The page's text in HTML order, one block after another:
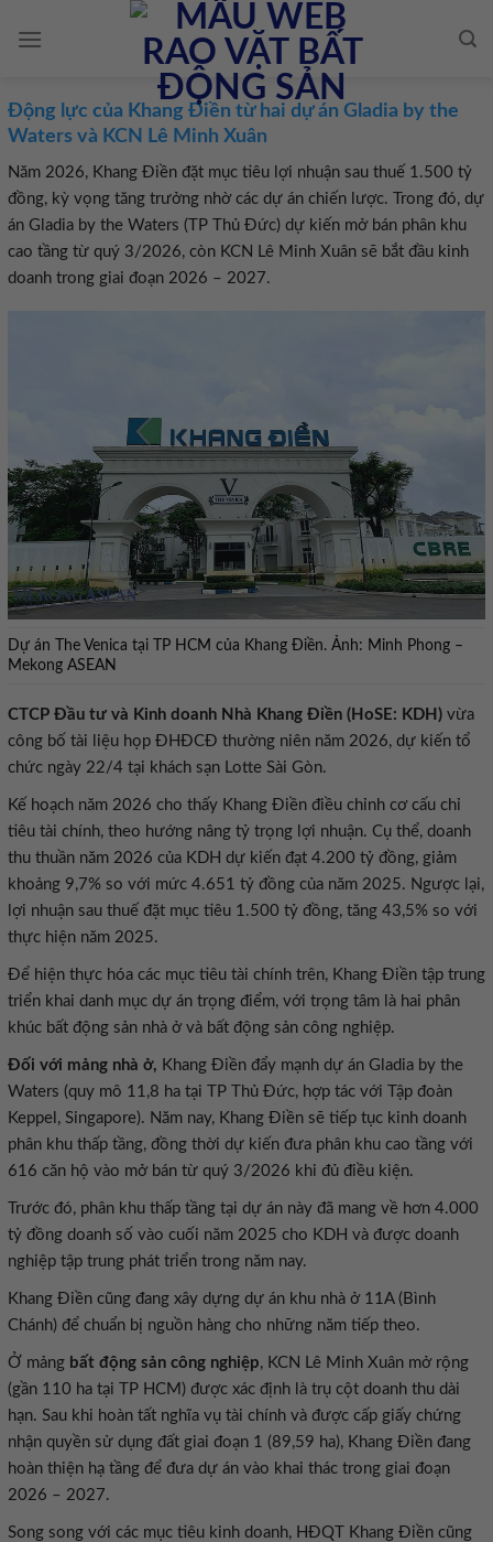
Động lực của Khang Điền từ hai dự án Gladia by the
Waters và KCN Lê Minh Xuân
Năm 2026, Khang Điền đặt mục tiêu lợi nhuận sau thuế 1.500 tỷ
đồng, kỳ vọng tăng trưởng nhờ các dự án chiến lược. Trong đó, dự
án Gladia by the Waters (TP Thủ Đức) dự kiến mở bán phân khu
cao tầng từ quý 3/2026, còn KCN Lê Minh Xuân sẽ bắt đầu kinh
doanh trong giai đoạn 2026 – 2027.
Dự án The Venica tại TP HCM của Khang Điền. Ảnh: Minh Phong –
Mekong ASEAN
CTCP Đầu tư và Kinh doanh Nhà Khang Điền (HoSE: KDH) vừa
công bố tài liệu họp ĐHĐCĐ thường niên năm 2026, dự kiến tổ
chức ngày 22/4 tại khách sạn Lotte Sài Gòn.
Kế hoạch năm 2026 cho thấy Khang Điền điều chỉnh cơ cấu chỉ
tiêu tài chính, theo hướng nâng tỷ trọng lợi nhuận. Cụ thể, doanh
thu thuần năm 2026 của KDH dự kiến đạt 4.200 tỷ đồng, giảm
khoảng 9,7% so với mức 4.651 tỷ đồng của năm 2025. Ngược lại,
lợi nhuận sau thuế đặt mục tiêu 1.500 tỷ đồng, tăng 43,5% so với
thực hiện năm 2025.
Để hiện thực hóa các mục tiêu tài chính trên, Khang Điền tập trung
triển khai danh mục dự án trọng điểm, với trọng tâm là hai phân
khúc bất động sản nhà ở và bất động sản công nghiệp.
Đối với mảng nhà ở, Khang Điền đẩy mạnh dự án Gladia by the
Waters (quy mô 11,8 ha tại TP Thủ Đức, hợp tác với Tập đoàn
Keppel, Singapore). Năm nay, Khang Điền sẽ tiếp tục kinh doanh
phân khu thấp tầng, đồng thời dự kiến đưa phân khu cao tầng với
616 căn hộ vào mở bán từ quý 3/2026 khi đủ điều kiện.
Trước đó, phân khu thấp tầng tại dự án này đã mang về hơn 4.000
tỷ đồng doanh số vào cuối năm 2025 cho KDH và được doanh
nghiệp tập trung phát triển trong năm nay.
Khang Điền cũng đang xây dựng dự án khu nhà ở 11A (Bình
Chánh) để chuẩn bị nguồn hàng cho những năm tiếp theo.
Ở mảng bất động sản công nghiệp, KCN Lê Minh Xuân mở rộng
(gần 110 ha tại TP HCM) được xác định là trụ cột doanh thu dài
hạn. Sau khi hoàn tất nghĩa vụ tài chính và được cấp giấy chứng
nhận quyền sử dụng đất giai đoạn 1 (89,59 ha), Khang Điền đang
hoàn thiện hạ tầng để đưa dự án vào khai thác trong giai đoạn
2026 – 2027.
Song song với các mục tiêu kinh doanh, HĐQT Khang Điền cũng